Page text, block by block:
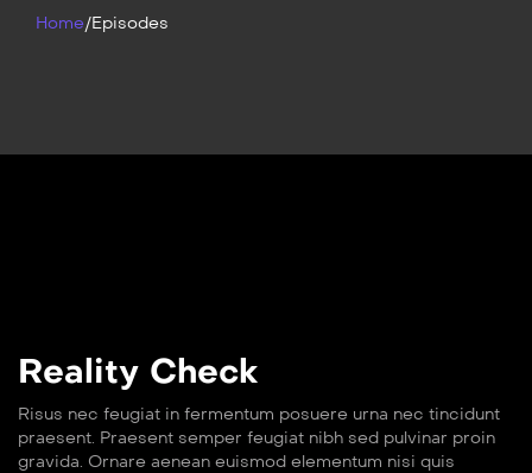
Home/Episodes
Reality Check
Risus nec feugiat in fermentum posuere urna nec tincidunt
praesent. Praesent semper feugiat nibh sed pulvinar proin
gravida. Ornare aenean euismod elementum nisi quis